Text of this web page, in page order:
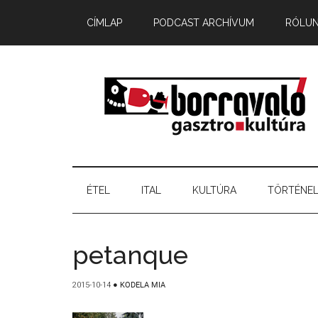
CÍMLAP PODCAST ARCHÍVUM
ÉTEL ITAL KULTÚRA
petanque
2015-10-14 ● KODELA MIA